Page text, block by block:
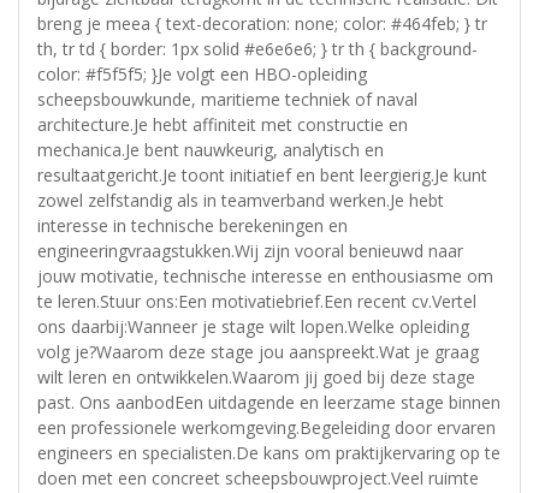
breng je meea { text-decoration: none; color: #464feb; } tr
th, tr td { border: 1px solid #e6e6e6; } tr th { background-
color: #f5f5f5; }Je volgt een HBO-opleiding
scheepsbouwkunde, maritieme techniek of naval
architecture.Je hebt affiniteit met constructie en
mechanica.Je bent nauwkeurig, analytisch en
resultaatgericht.Je toont initiatief en bent leergierig.Je kunt
zowel zelfstandig als in teamverband werken.Je hebt
interesse in technische berekeningen en
engineeringvraagstukken.Wij zijn vooral benieuwd naar
jouw motivatie, technische interesse en enthousiasme om
te leren.Stuur ons:Een motivatiebrief.Een recent cv.Vertel
ons daarbij:Wanneer je stage wilt lopen.Welke opleiding
volg je?Waarom deze stage jou aanspreekt.Wat je graag
wilt leren en ontwikkelen.Waarom jij goed bij deze stage
past. Ons aanbodEen uitdagende en leerzame stage binnen
een professionele werkomgeving.Begeleiding door ervaren
engineers en specialisten.De kans om praktijkervaring op te
doen met een concreet scheepsbouwproject.Veel ruimte